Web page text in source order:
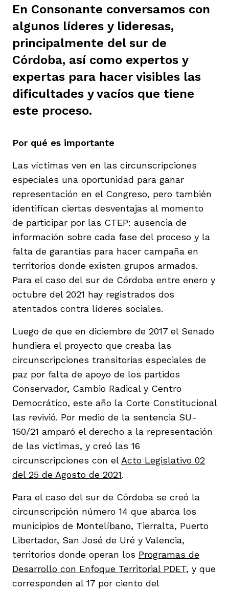
En Consonante conversamos con
algunos líderes y lideresas,
principalmente del sur de
Córdoba, así como expertos y
expertas para hacer visibles las
dificultades y vacíos que tiene
este proceso.
Por qué es importante
Las víctimas ven en las circunscripciones
especiales una oportunidad para ganar
representación en el Congreso, pero también
identifican ciertas desventajas al momento
de participar por las CTEP: ausencia de
información sobre cada fase del proceso y la
falta de garantías para hacer campaña en
territorios donde existen grupos armados.
Para el caso del sur de Córdoba entre enero y
octubre del 2021 hay registrados dos
atentados contra líderes sociales.
Luego de que en diciembre de 2017 el Senado
hundiera el proyecto que creaba las
circunscripciones transitorias especiales de
paz por falta de apoyo de los partidos
Conservador, Cambio Radical y Centro
Democrático, este año la Corte Constitucional
las revivió. Por medio de la sentencia SU-
150/21 amparó el derecho a la representación
de las víctimas, y creó las 16
circunscripciones con el Acto Legislativo 02
del 25 de Agosto de 2021.
Para el caso del sur de Córdoba se creó la
circunscripción número 14 que abarca los
municipios de Montelíbano, Tierralta, Puerto
Libertador, San José de Uré y Valencia,
territorios donde operan los Programas de
Desarrollo con Enfoque Territorial PDET, y que
corresponden al 17 por ciento del
2023
Baja
del Cesar
Ana